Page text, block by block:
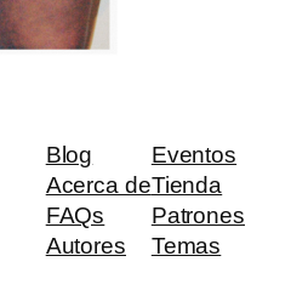
Blog
Acerca de
FAQs
Autores
Eventos
Tienda
Patrones
Temas